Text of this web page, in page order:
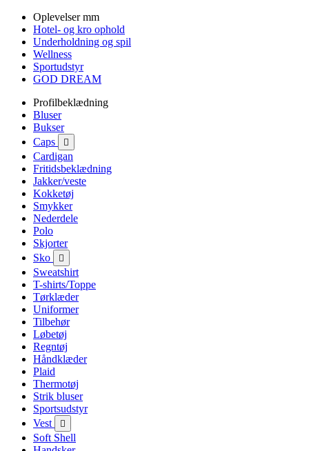
Oplevelser mm
Hotel- og kro ophold
Underholdning og spil
Wellness
Sportudstyr
GOD DREAM
Profilbeklædning
Bluser
Bukser
Caps

Cardigan
Fritidsbeklædning
Jakker/veste
Kokketøj
Smykker
Nederdele
Polo
Skjorter
Sko

Sweatshirt
T-shirts/Toppe
Tørklæder
Uniformer
Tilbehør
Løbetøj
Regntøj
Håndklæder
Plaid
Thermotøj
Strik bluser
Sportsudstyr
Vest

Soft Shell